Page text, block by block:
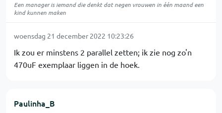
Een manager is iemand die denkt dat negen vrouwen in één maand een
kind kunnen maken
woensdag 21 december 2022 10:23:26
Ik zou er minstens 2 parallel zetten; ik zie nog zo'n
470uF exemplaar liggen in de hoek.
Paulinha_B